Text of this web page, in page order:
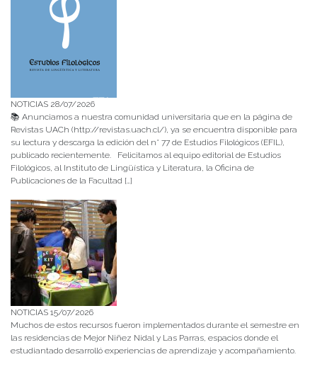
NOTICIAS 28/07/2026
📚 Anunciamos a nuestra comunidad universitaria que en la página de
Revistas UACh (http://revistas.uach.cl/), ya se encuentra disponible para
su lectura y descarga la edición del n° 77 de Estudios Filológicos (EFIL),
publicado recientemente. Felicitamos al equipo editorial de Estudios
Filológicos, al Instituto de Lingüística y Literatura, la Oficina de
Publicaciones de la Facultad […]
NOTICIAS 15/07/2026
Muchos de estos recursos fueron implementados durante el semestre en
las residencias de Mejor Niñez Nidal y Las Parras, espacios donde el
estudiantado desarrolló experiencias de aprendizaje y acompañamiento.